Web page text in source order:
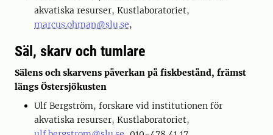
akvatiska resurser, Kustlaboratoriet,
marcus.ohman@slu.se,
Säl, skarv och tumlare
Sälens och skarvens påverkan på fiskbestånd, främst
längs Östersjökusten
Ulf Bergström, forskare vid institutionen för
akvatiska resurser, Kustlaboratoriet,